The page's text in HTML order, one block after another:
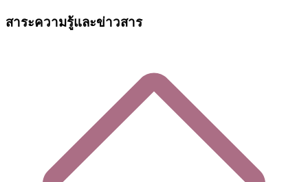
สาระความรู้และข่าวสาร